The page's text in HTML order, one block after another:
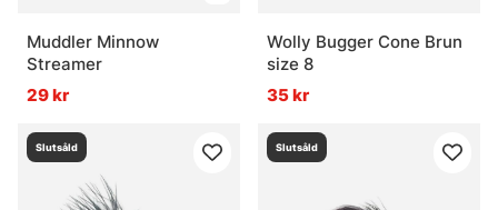
Muddler Minnow
Streamer
29 kr
Wolly Bugger Cone Brun
size 8
35 kr
Slutsåld Slutsåld